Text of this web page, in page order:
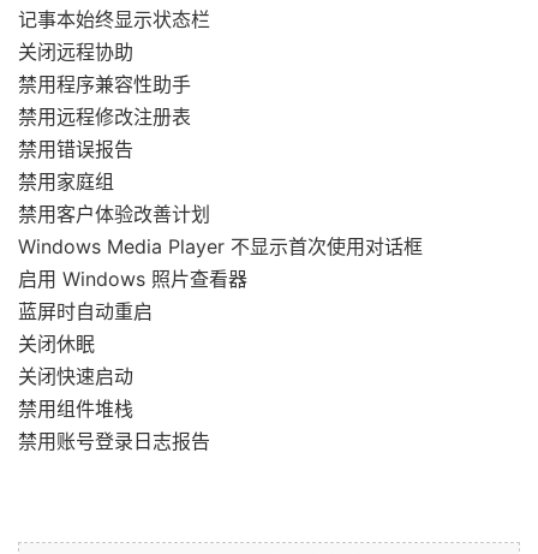
记事本始终显示状态栏
关闭远程协助
禁用程序兼容性助手
禁用远程修改注册表
禁用错误报告
禁用家庭组
禁用客户体验改善计划
Windows Media Player 不显示首次使用对话框
启用 Windows 照片查看器
蓝屏时自动重启
关闭休眠
关闭快速启动
禁用组件堆栈
禁用账号登录日志报告